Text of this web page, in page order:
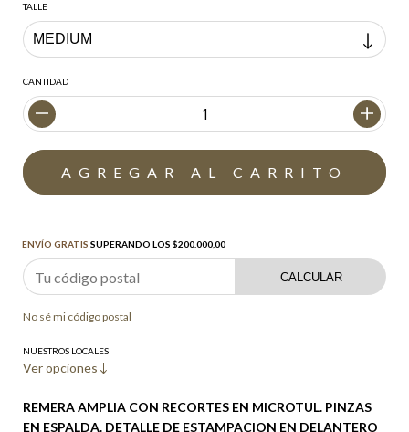
TALLE
CANTIDAD
ENVÍO GRATIS SUPERANDO LOS $200.000,00
CALCULAR
No sé mi código postal
NUESTROS LOCALES
Ver opciones
REMERA AMPLIA CON RECORTES EN MICROTUL. PINZAS
EN ESPALDA. DETALLE DE ESTAMPACION EN DELANTERO